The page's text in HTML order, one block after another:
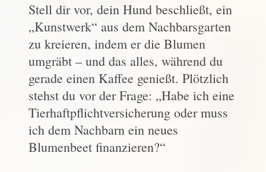
Stell dir vor, dein Hund beschließt, ein
„Kunstwerk“ aus dem Nachbarsgarten
zu kreieren, indem er die Blumen
umgräbt – und das alles, während du
gerade einen Kaffee genießt. Plötzlich
stehst du vor der Frage: „Habe ich eine
Tierhaftpflichtversicherung oder muss
ich dem Nachbarn ein neues
Blumenbeet finanzieren?“